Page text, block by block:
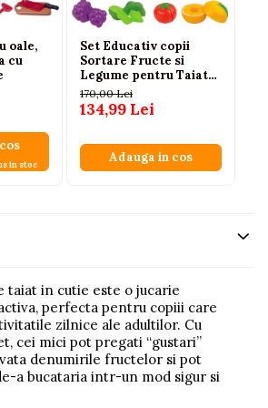
oale,
cu
in stoc
Set Educativ copii
Sortare Fructe si
Legume pentru Taiat
34 piese 3 ani+
170,00 Lei
134,99 Lei
Adauga in cos
taiat in cutie este o jucarie
perfecta pentru copiii care
zilnice ale adultilor. Cu
cei mici pot pregati “gustari”
denumirile fructelor si pot
a bucataria intr-un mod sigur si